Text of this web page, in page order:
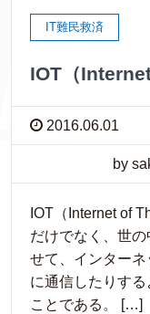
IT難民救済
IOT（
2016.06.01
by
IOT（Internet of
だけでなく、世
せて、インター
に通信したりす
ことである。 […]